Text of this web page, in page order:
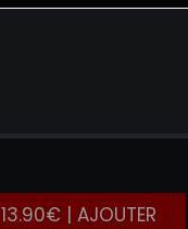
13.90€ | AJOUTER